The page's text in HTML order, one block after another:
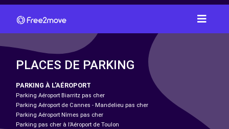
PLACES DE PARKING
PARKING À L'AÉROPORT
Parking Aéroport Biarritz pas cher
Parking Aéroport de Cannes - Mandelieu pas cher
Parking Aéroport Nîmes pas cher
Parking pas cher à l’Aéroport de Toulon